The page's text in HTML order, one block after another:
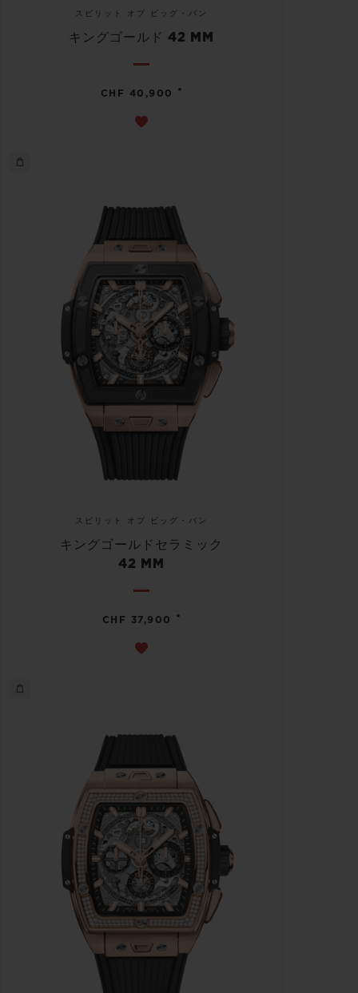
スピリット オブ ビッグ・バン
キングゴールド 42 MM
CHF 40,900 •
スピリット オブ ビッグ・バン
キングゴールドセラミック
42 MM
CHF 37,900 •